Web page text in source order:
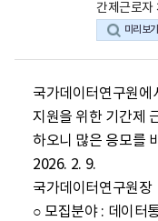
간제근로자
미리보기
국가데이터연구원에
지원을 위한 기간제
하오니 많은 응모를
2026. 2. 9.
국가데이터연구원장
○ 모집분야 : 데이터